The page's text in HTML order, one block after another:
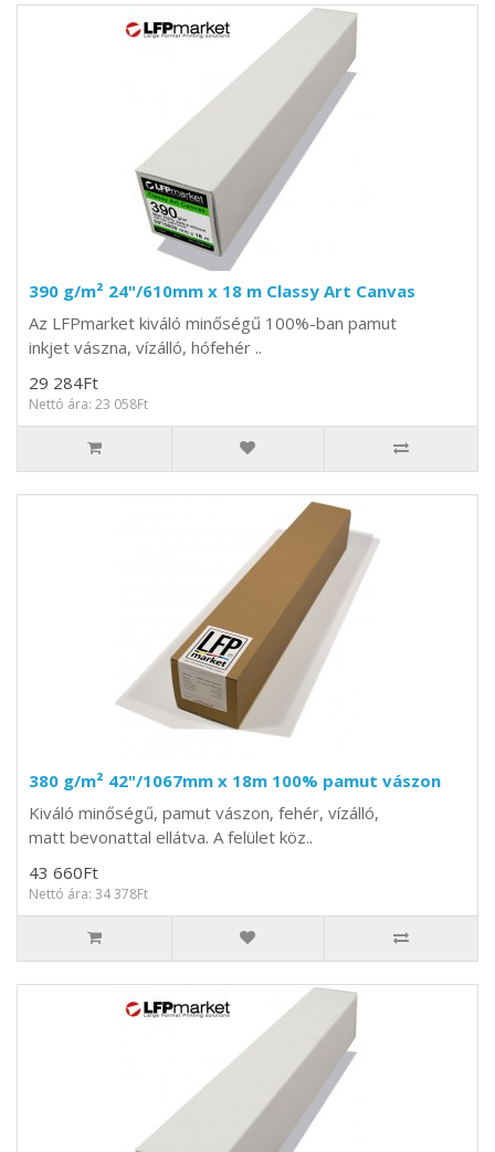
390 g/m² 24"/610mm x 18 m Classy Art Canvas
Az LFPmarket kiváló minőségű 100%-ban pamut
inkjet vászna, vízálló, hófehér ..
29 284Ft
Nettó ára: 23 058Ft
380 g/m² 42"/1067mm x 18m 100% pamut vászon
Kiváló minőségű, pamut vászon, fehér, vízálló,
matt bevonattal ellátva. A felület köz..
43 660Ft
Nettó ára: 34 378Ft